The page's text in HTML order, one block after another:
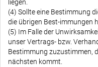
liegen.
(4) Sollte eine Bestimmung
die übrigen Best-immungen
(5) Im Falle der
unser Vertrags- bzw.
Bestimmung zuzustimmen,
nächsten kommt.